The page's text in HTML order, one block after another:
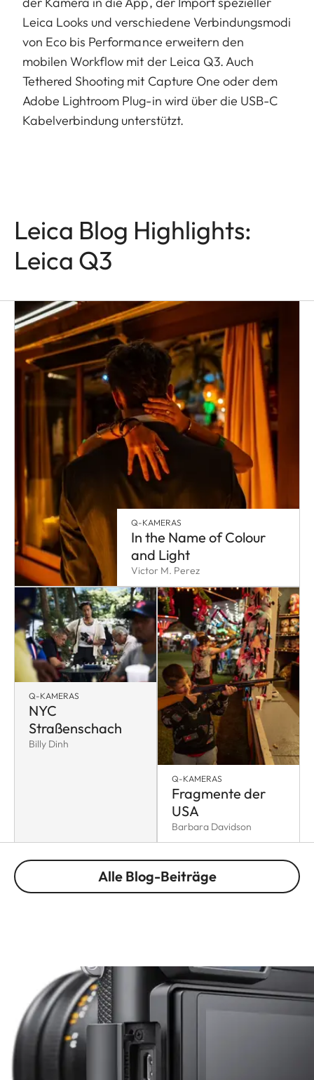
Leica Looks und verschiedene Verbindungsmodi
von Eco bis Performance erweitern den
mobilen Workflow mit der Leica Q3. Auch
Tethered Shooting mit Capture One oder dem
Adobe Lightroom Plug-in wird über die USB-C
Kabelverbindung unterstützt.
Leica Blog Highlights:
Leica Q3
Q-KAMERAS
In the Name of Colour
and Light
Victor M. Perez
Q-KAMERAS
NYC
Straßenschach
Billy Dinh
Q-KAMERAS
Fragmente der
USA
Barbara Davidson
Alle Blog-Beiträge